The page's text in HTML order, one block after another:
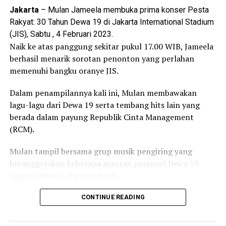
Riuh penonton tiba-tiba mulai tidak beraturan, saat
Kang Muh yang asyik ikut menonton langsung kejang-
kejang dengan mata mendelik ke atas. Sontak saja tubuh
kaku Kang Muh digotong ke tengah lapangan jatilan,
matanya mulai liar seperti mencari benda yang
gerakan melompat Kang Muh langsung mendatangi
topeng Barong yang menyerupai harimau. Tangannya
terkepal meminta dipecut, sementara mulutnya
menggigit kuat menahan agar kepala barong yang
dipakai tidak terjatuh saat berjoget.
warganya tengah asyik ngobrol bersama tapi lainnya,
sesekali menyeruput kopi dan diselingi makan camilan
Jakarta– Mulan Jameela membuka prima konser Pesta
Rakyat: 30 Tahun Dewa 19 di Jakarta International Stadium
(JIS), Sabtu , 4 Februari 2023.
Naik ke atas panggung sekitar pukul 17.00 WIB, Jameela
berhasil menarik sorotan penonton yang perlahan
memenuhi bangku oranye JIS.
Dalam penampilannya kali ini, Mulan membawakan
lagu-lagu dari Dewa 19 serta tembang hits lain yang
berada dalam payung Republik Cinta Management
(RCM).
Mulan tampil bersama grup musik pengiring yang
beranggotakan beberapa mantan personel Dewa 19
Tak hanya itu, Mulan juga menghadirkan sederet
andalannya sebagai penyanyi solo.
CONTINUE READING